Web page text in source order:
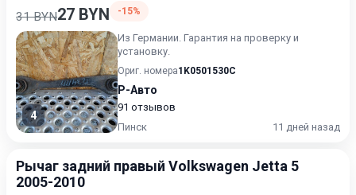
31 BYN27 BYN -15%
4
Из Германии. Гарантия на проверку и
установку.
Ориг. номера1K0501530C
Р-Авто
91 отзывов
Пинск
11 дней назад
Рычаг задний правый Volkswagen Jetta 5
2005-2010